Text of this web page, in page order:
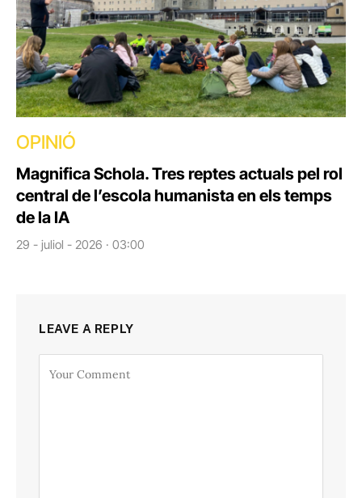
OPINIÓ
Magnifica Schola. Tres reptes actuals pel rol
central de l’escola humanista en els temps
de la IA
29 - juliol - 2026 · 03:00
LEAVE A REPLY